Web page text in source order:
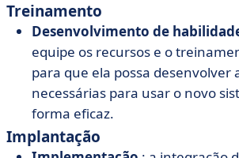
Treinamento
Desenvolvimento de
equipe os recursos e o
para que ela possa desenvolver
necessárias para usar o novo
forma eficaz.
Implantação